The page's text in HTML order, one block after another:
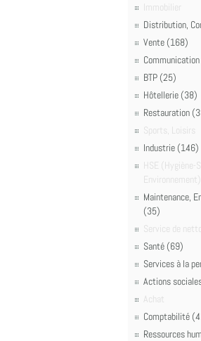
Immobilier
Distribution,
Vente (168)
BTP (25)
Hôtellerie (38)
Restauration
Sports, Loisirs
Industrie (146)
HSE (Hygiène-
Environnement)
Maintenance,
(35)
Service de
Santé (69)
Services à la
Actions
Achat
Comptabilité
Ressources